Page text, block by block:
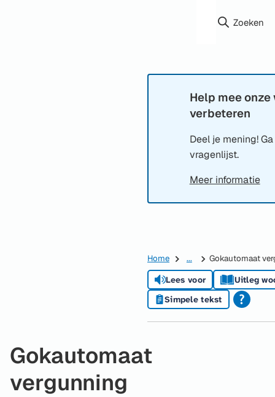
Zoeken
Informatie:
Help mee
verbeteren
Deel je mening!
vragenlijst.
Meer informatie
Home ... Gokautomaat
Lees voor
Uitleg
Simpele tekst
Gokautomaat
vergunning